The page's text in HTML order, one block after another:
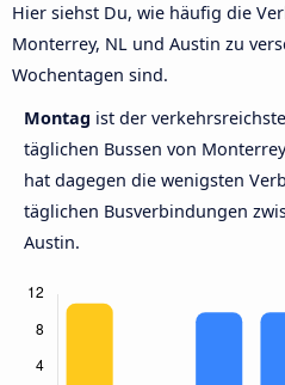
Hier siehst Du, wie häufig die
Monterrey, NL und Austin zu
Wochentagen sind.
Montag ist der
täglichen Bussen von
hat dagegen die wenigsten
täglichen Busverbindungen
Austin.